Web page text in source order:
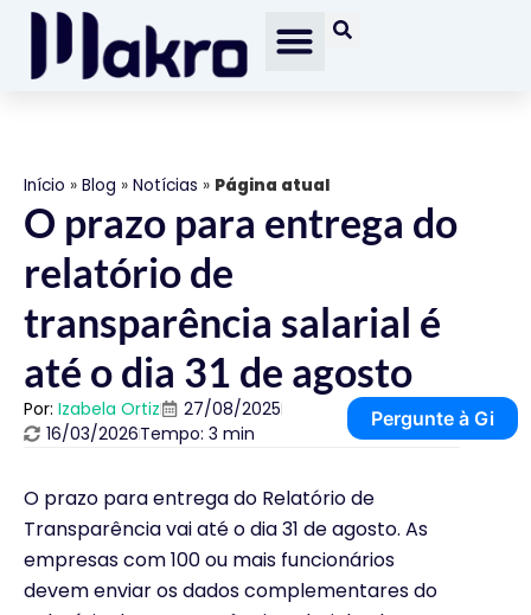
Início » Blog » Notícias » Página atual
O prazo para entrega do
relatório de
transparência salarial é
até o dia 31 de agosto
Por: Izabela Ortiz
27/08/2025
16/03/2026Tempo: 3 min
Pergunte à Gi
O prazo para entrega do Relatório de
Transparência vai até o dia 31 de agosto. As
empresas com 100 ou mais funcionários
devem enviar os dados complementares do